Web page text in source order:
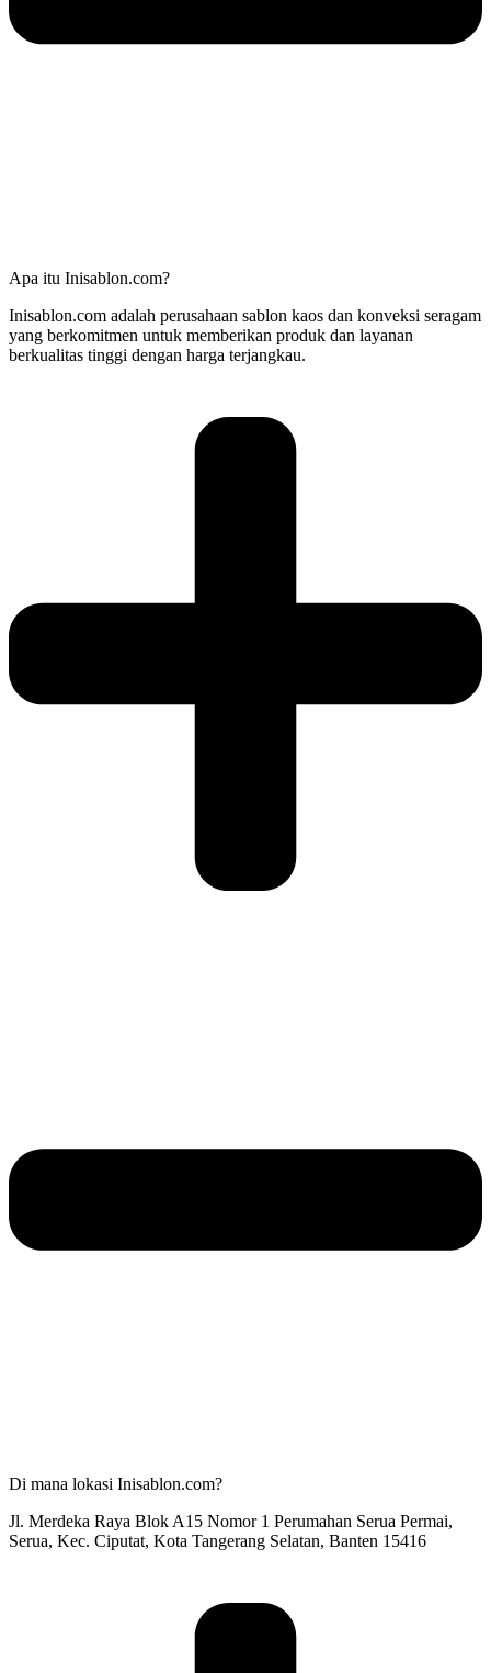
Apa itu Inisablon.com?
Inisablon.com adalah perusahaan sablon kaos dan konveksi seragam
yang berkomitmen untuk memberikan produk dan layanan
berkualitas tinggi dengan harga terjangkau.
Di mana lokasi Inisablon.com?
Jl. Merdeka Raya Blok A15 Nomor 1 Perumahan Serua Permai,
Serua, Kec. Ciputat, Kota Tangerang Selatan, Banten 15416